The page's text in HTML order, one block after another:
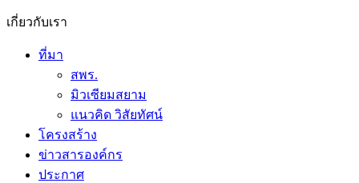
เกี่ยวกับเรา
ที่มา
สพร.
มิวเซียมสยาม
แนวคิด วิสัยทัศน์
โครงสร้าง
ข่าวสารองค์กร
ประกาศ